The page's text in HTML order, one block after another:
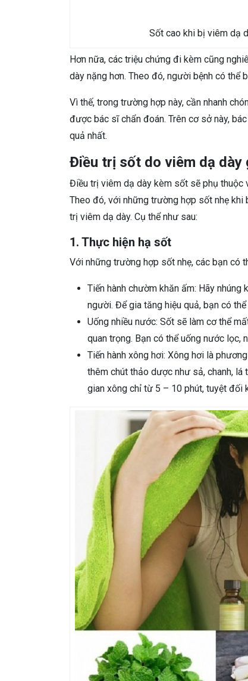
Sốt cao khi bị viêm dạ
Hơn nữa, các triệu chứng đi kèm cũng
dày nặng hơn. Theo đó, người bệnh có thể
Vì thế, trong trường hợp này, cần nhanh
được bác sĩ chẩn đoán. Trên cơ sở này,
quả nhất.
Điều trị sốt do viêm dạ dày
Điều trị viêm dạ dày kèm sốt sẽ phụ thuộc
Theo đó, với những trường hợp sốt nhẹ khi
trị viêm dạ dày. Cụ thể như sau:
1. Thực hiện hạ sốt
Với những trường hợp sốt nhẹ, các bạn có
Tiến hành chườm khăn ấm: Hãy
người. Để gia tăng hiệu quả, bạn có
Uống nhiều nước: Sốt sẽ làm cơ thể
quan trọng. Bạn có thể uống nước lọc,
Tiến hành xông hơi: Xông hơi là
thêm chút thảo dược như sả, chanh, lá
gian xông chỉ từ 5 – 10 phút, tuyệt đối